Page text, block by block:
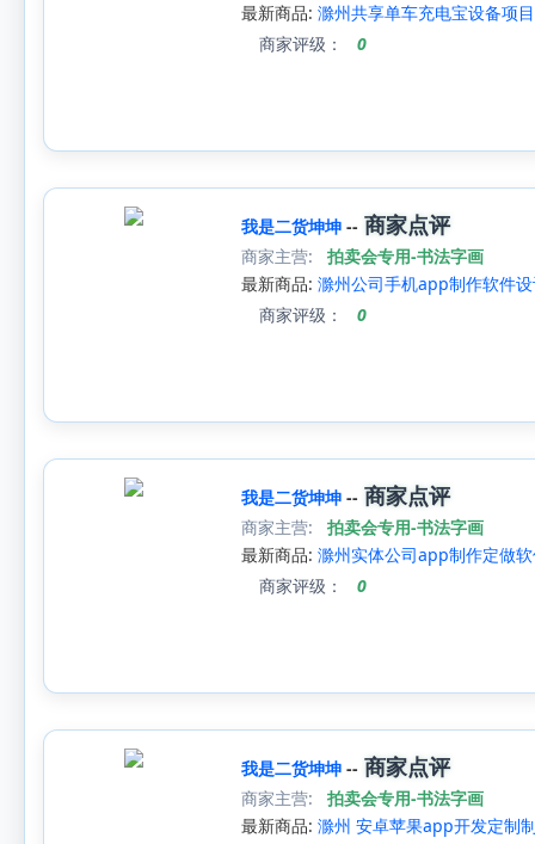
最新商品: 滁州共享单车充电宝设备项
商家评级：
0
我是二货坤坤 -- 商家点评
商家主营:
拍卖会专用-书法字画
最新商品: 滁州公司手机app制作软件
商家评级：
0
我是二货坤坤 -- 商家点评
商家主营:
拍卖会专用-书法字画
最新商品: 滁州实体公司app制作定做
商家评级：
0
我是二货坤坤 -- 商家点评
商家主营:
拍卖会专用-书法字画
最新商品: 滁州 安卓苹果app开发定制